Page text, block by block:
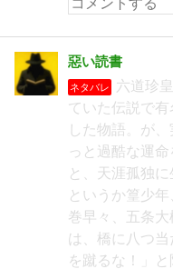
惡い読書
ネタバレ
六道珍
ていた伝説で
した物語。が
っと過酷な運
と、天涯孤独
というか篁少
巻早々、五条
は、橋に八つ
を蹴るな！」